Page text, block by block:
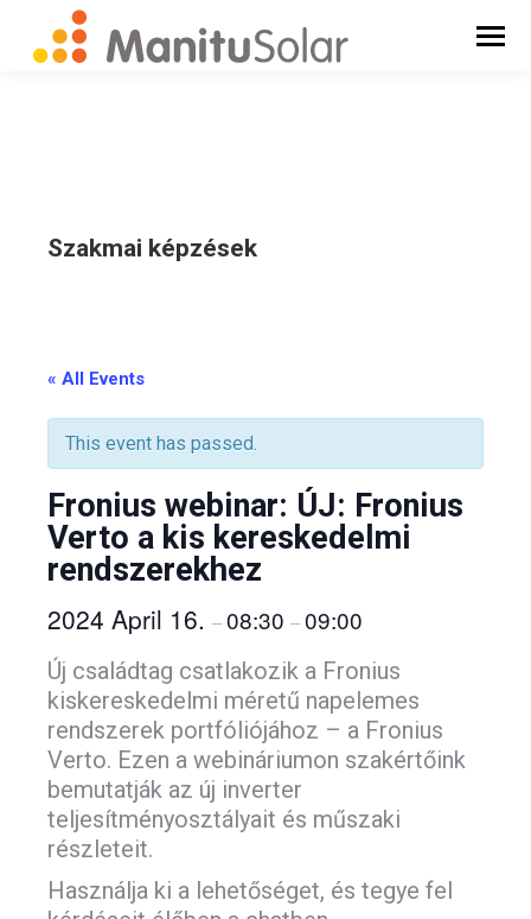
Szakmai képzések
« All Events
This event has passed.
Fronius webinar: ÚJ: Fronius
Verto a kis kereskedelmi
rendszerekhez
2024 April 16. –08:30 –09:00
Új családtag csatlakozik a Fronius
kiskereskedelmi méretű napelemes
rendszerek portfóliójához – a Fronius
Verto. Ezen a webináriumon szakértőink
bemutatják az új inverter
teljesítményosztályait és műszaki
részleteit.
Használja ki a lehetőséget, és tegye fel